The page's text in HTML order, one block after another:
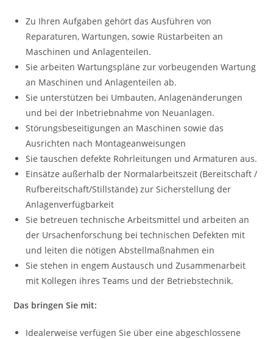
Zu Ihren Aufgaben gehört das Ausführen von
Reparaturen, Wartungen, sowie Rüstarbeiten an
Maschinen und Anlagenteilen.
Sie arbeiten Wartungspläne zur vorbeugenden Wartung
an Maschinen und Anlagenteilen ab.
Sie unterstützen bei Umbauten, Anlagenänderungen
und bei der Inbetriebnahme von Neuanlagen.
Störungsbeseitigungen an Maschinen sowie das
Ausrichten nach Montageanweisungen
Sie tauschen defekte Rohrleitungen und Armaturen aus.
Einsätze außerhalb der Normalarbeitszeit (Bereitschaft /
Rufbereitschaft/Stillstände) zur Sicherstellung der
Anlagenverfügbarkeit
Sie betreuen technische Arbeitsmittel und arbeiten an
der Ursachenforschung bei technischen Defekten mit
und leiten die nötigen Abstellmaßnahmen ein
Sie stehen in engem Austausch und Zusammenarbeit
mit Kollegen ihres Teams und der Betriebstechnik.
Das bringen Sie mit:
Idealerweise verfügen Sie über eine abgeschlossene